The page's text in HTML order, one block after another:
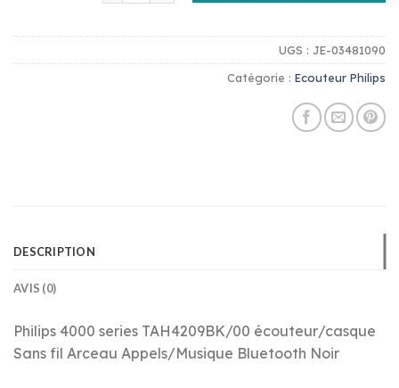
UGS : JE-03481090
Catégorie : Ecouteur Philips
DESCRIPTION
AVIS (0)
Philips 4000 series TAH4209BK/00 écouteur/casque
Sans fil Arceau Appels/Musique Bluetooth Noir